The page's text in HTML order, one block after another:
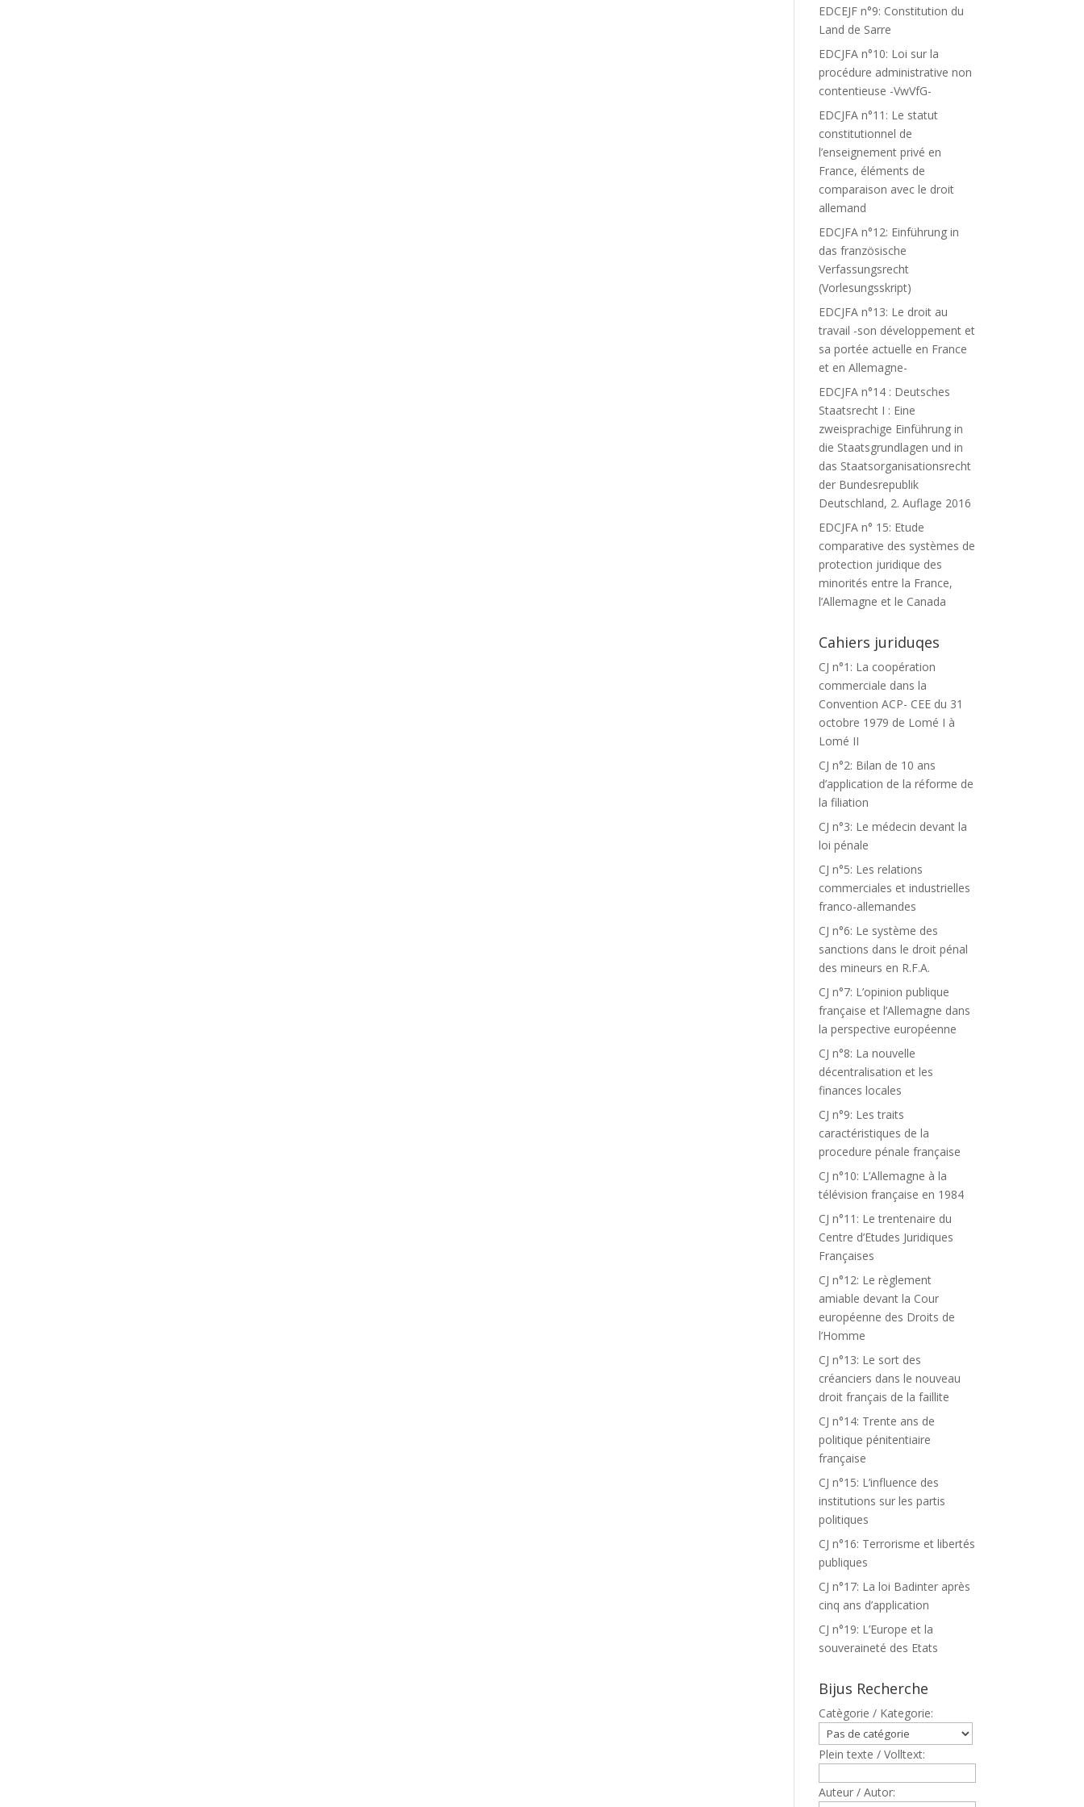
EDCEJF n°9: Constitution du
Land de Sarre
EDCJFA n°10: Loi sur la
procédure administrative non
contentieuse -VwVfG-
EDCJFA n°11: Le statut
constitutionnel de
l’enseignement privé en
France, éléments de
comparaison avec le droit
allemand
EDCJFA n°12: Einführung in
das französische
Verfassungsrecht
(Vorlesungsskript)
EDCJFA n°13: Le droit au
travail -son développement et
sa portée actuelle en France
et en Allemagne-
EDCJFA n°14 : Deutsches
Staatsrecht I : Eine
zweisprachige Einführung in
die Staatsgrundlagen und in
das Staatsorganisationsrecht
der Bundesrepublik
Deutschland, 2. Auflage 2016
EDCJFA n° 15: Etude
comparative des systèmes de
protection juridique des
minorités entre la France,
l’Allemagne et le Canada
Cahiers juriduqes
CJ n°1: La coopération
commerciale dans la
Convention ACP- CEE du 31
octobre 1979 de Lomé I à
Lomé II
CJ n°2: Bilan de 10 ans
d’application de la réforme de
la filiation
CJ n°3: Le médecin devant la
loi pénale
CJ n°5: Les relations
commerciales et industrielles
franco-allemandes
CJ n°6: Le système des
sanctions dans le droit pénal
des mineurs en R.F.A.
CJ n°7: L’opinion publique
française et l’Allemagne dans
la perspective européenne
CJ n°8: La nouvelle
décentralisation et les
finances locales
CJ n°9: Les traits
caractéristiques de la
procedure pénale française
CJ n°10: L’Allemagne à la
télévision française en 1984
CJ n°11: Le trentenaire du
Centre d’Etudes Juridiques
Françaises
CJ n°12: Le règlement
amiable devant la Cour
européenne des Droits de
l’Homme
CJ n°13: Le sort des
créanciers dans le nouveau
droit français de la faillite
CJ n°14: Trente ans de
politique pénitentiaire
française
CJ n°15: L’influence des
institutions sur les partis
politiques
CJ n°16: Terrorisme et libertés
publiques
CJ n°17: La loi Badinter après
cinq ans d’application
CJ n°19: L’Europe et la
souveraineté des Etats
Bijus Recherche
Catègorie / Kategorie:
Plein texte / Volltext:
Auteur / Autor: